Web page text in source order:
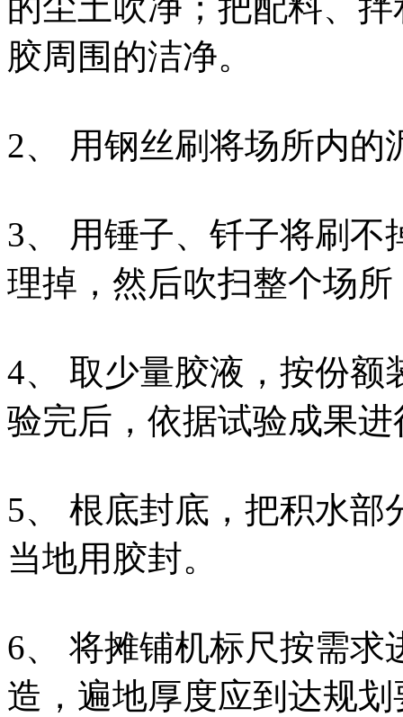
的尘土吹净；把配料、
胶周围的洁净。
2、 用钢丝刷将场所内的
3、 用锤子、钎子将刷
理掉，然后吹扫整个场所
4、 取少量胶液，按份额
验完后，依据试验成果
5、 根底封底，把积水
当地用胶封。
6、 将摊铺机标尺按需求
造，遍地厚度应到达规划